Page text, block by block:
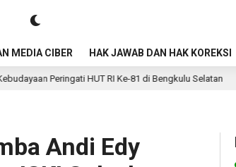
MEDIA CIBER HAK JAWAB DAN HAK KOREKSI
RI Ke-81 di Bengkulu Selatan 3 jam lalu
Andi Edy